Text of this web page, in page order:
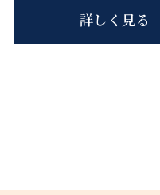
詳しく見る